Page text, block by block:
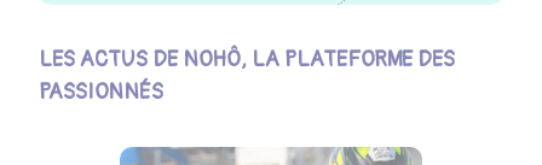
LES ACTUS DE NOHÔ, LA PLATEFORME DES
PASSIONNÉS